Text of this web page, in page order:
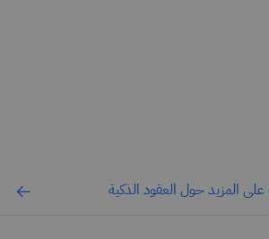
المزيد حول العقود الذكية